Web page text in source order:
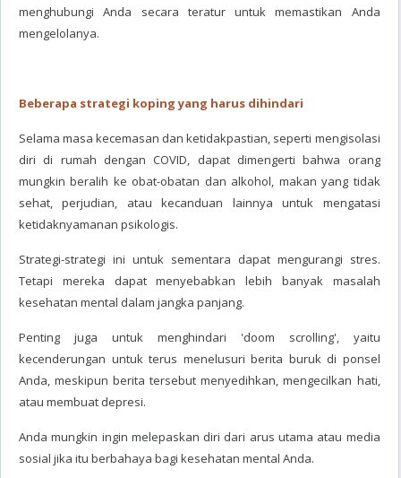
menghubungi Anda secara teratur untuk memastikan Anda
mengelolanya.
Beberapa strategi koping yang harus dihindari
Selama masa kecemasan dan ketidakpastian, seperti mengisolasi
diri di rumah dengan COVID, dapat dimengerti bahwa orang
mungkin beralih ke obat-obatan dan alkohol, makan yang tidak
sehat, perjudian, atau kecanduan lainnya untuk mengatasi
ketidaknyamanan psikologis.
Strategi-strategi ini untuk sementara dapat mengurangi stres.
Tetapi mereka dapat menyebabkan lebih banyak masalah
kesehatan mental dalam jangka panjang.
Penting juga untuk menghindari 'doom scrolling', yaitu
kecenderungan untuk terus menelusuri berita buruk di ponsel
Anda, meskipun berita tersebut menyedihkan, mengecilkan hati,
atau membuat depresi.
Anda mungkin ingin melepaskan diri dari arus utama atau media
sosial jika itu berbahaya bagi kesehatan mental Anda.